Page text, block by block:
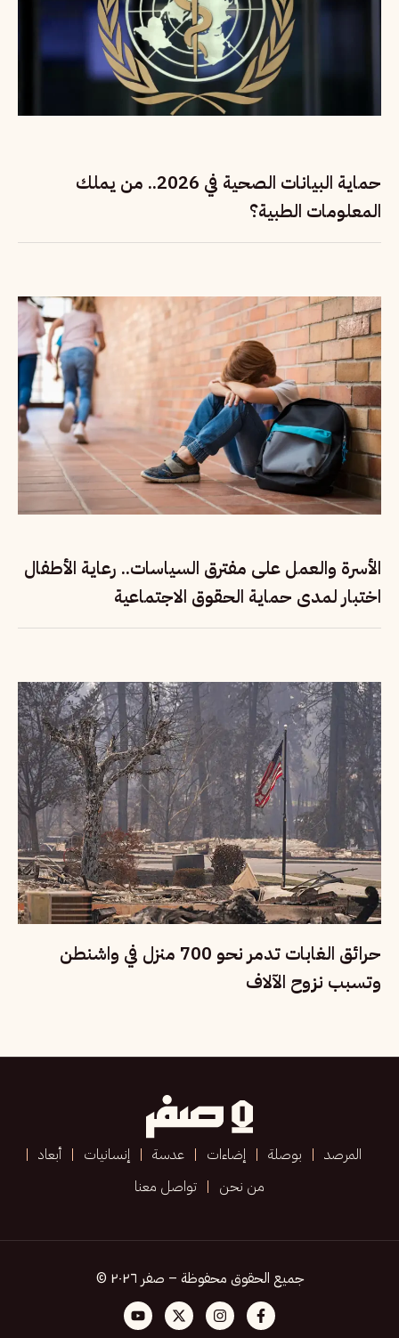
حماية البيانات الصحية في 2026.. من يملك
المعلومات الطبية؟
الأسرة والعمل على مفترق السياسات.. رعاية الأطفال
اختبار لمدى حماية الحقوق الاجتماعية
حرائق الغابات تدمر نحو 700 منزل في واشنطن
وتسبب نزوح الآلاف
المرصد بوصلة إضاءات عدسة إنسانيات
أبعاد
من نحن
تواصل معنا
جميع الحقوق محفوظة – صفر ٢٠٢٦ ©